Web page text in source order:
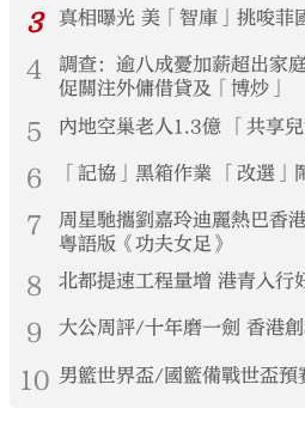
3 真相曝光 美「智庫」挑唆菲
4
調查：逾八成憂加薪超出家
促關注外傭借貸及「博炒」
5 內地空巢老人1.3億 「共享
6 「記協」黑箱作業 「改選」
7
周星馳攜劉嘉玲迪麗熱巴香
粵語版《功夫女足》
8 北都提速工程量增 港青入行
9 大公周評/十年磨一劍 香港創
10 男籃世界盃/國籃備戰世盃